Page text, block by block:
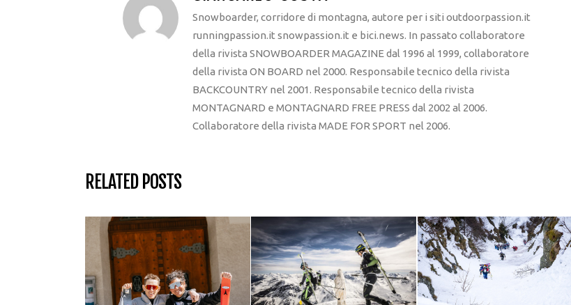
Snowboarder, corridore di montagna, autore per i siti outdoorpassion.it
runningpassion.it snowpassion.it e bici.news. In passato collaboratore
della rivista SNOWBOARDER MAGAZINE dal 1996 al 1999, collaboratore
della rivista ON BOARD nel 2000. Responsabile tecnico della rivista
BACKCOUNTRY nel 2001. Responsabile tecnico della rivista
MONTAGNARD e MONTAGNARD FREE PRESS dal 2002 al 2006.
Collaboratore della rivista MADE FOR SPORT nel 2006.
RELATED POSTS